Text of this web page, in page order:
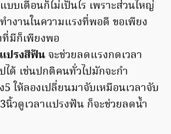
บบเตือนก็ไม่เป็นไร เพราะส่วนใหญ่
ำงานในความแรงที่พอดี ขอเพียง
มีก็เพียงพอ
ปรงสีฟัน จะช่วยลดแรงกดเวลา
ได้ เช่นปกติคนทั่วไปมักจะกำ
ให้ลองเปลี่ยนมาจับเหมือนเวลาจับ
นิ้วดูเวลาแปรงฟัน ก็จะช่วยลดน้ำ